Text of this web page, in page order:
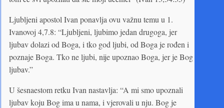
Ljubljeni apostol Ivan ponavlja ovu važnu temu u 1.
Ivanovoj 4,7.8: “Ljubljeni, ljubimo jedan drugoga, jer
ljubav dolazi od Boga, i tko god ljubi, od Boga je rođen i
poznaje Boga. Tko ne ljubi, nije upoznao Boga, jer je Bog
ljubav.”
U šesnaestom retku Ivan nastavlja: “A mi smo upoznali
ljubav koju Bog ima u nama, i vjerovali u nju. Bog je